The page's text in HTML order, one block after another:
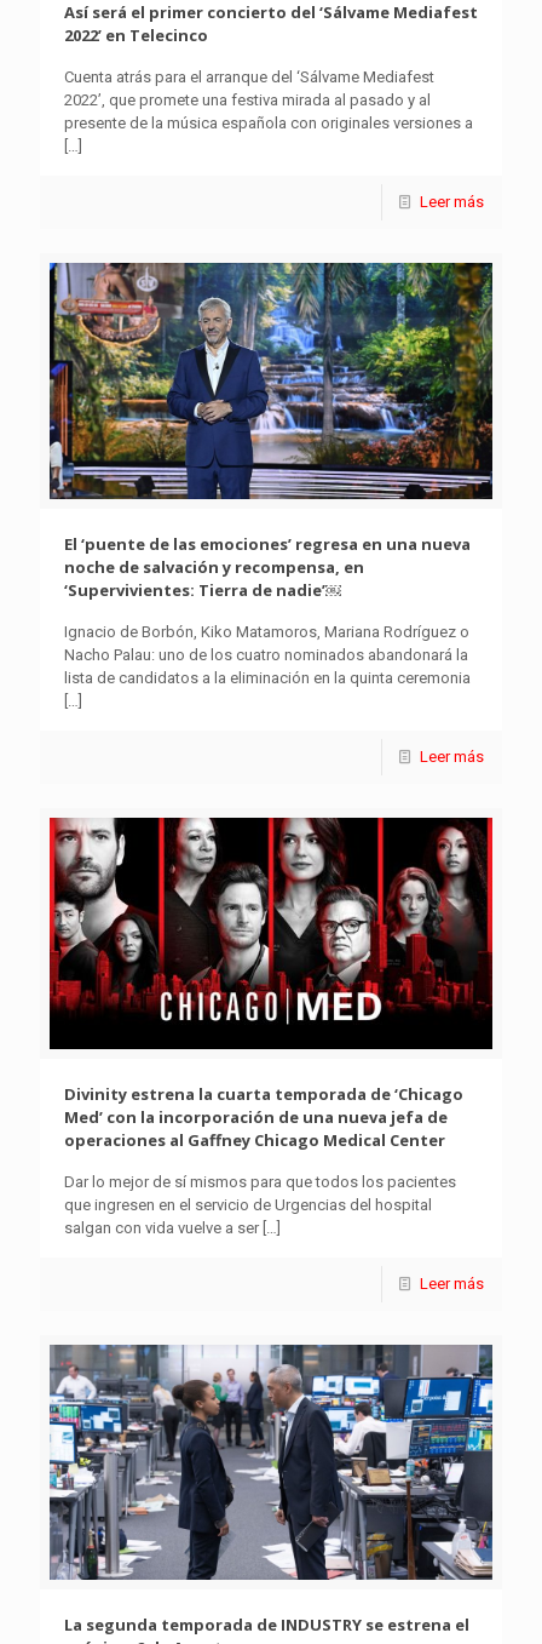
Así será el primer concierto del ‘Sálvame Mediafest
2022’ en Telecinco
Cuenta atrás para el arranque del ‘Sálvame Mediafest
2022’, que promete una festiva mirada al pasado y al
presente de la música española con originales versiones a
[…]
Leer más
El ‘puente de las emociones’ regresa en una nueva
noche de salvación y recompensa, en
‘Supervivientes: Tierra de nadie’￼
Ignacio de Borbón, Kiko Matamoros, Mariana Rodríguez o
Nacho Palau: uno de los cuatro nominados abandonará la
lista de candidatos a la eliminación en la quinta ceremonia
[…]
Leer más
Divinity estrena la cuarta temporada de ‘Chicago
Med’ con la incorporación de una nueva jefa de
operaciones al Gaffney Chicago Medical Center
Dar lo mejor de sí mismos para que todos los pacientes
que ingresen en el servicio de Urgencias del hospital
salgan con vida vuelve a ser[…]
Leer más
La segunda temporada de INDUSTRY se estrena el